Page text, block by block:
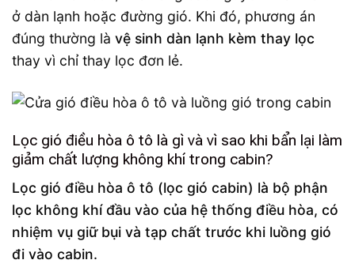
ở dàn lạnh hoặc đường gió. Khi đó, phương án
đúng thường là vệ sinh dàn lạnh kèm thay lọc
thay vì chỉ thay lọc đơn lẻ.
Lọc gió điều hòa ô tô là gì và vì sao khi bẩn lại làm
giảm chất lượng không khí trong cabin?
Lọc gió điều hòa ô tô (lọc gió cabin) là bộ phận
lọc không khí đầu vào của hệ thống điều hòa, có
nhiệm vụ giữ bụi và tạp chất trước khi luồng gió
đi vào cabin.